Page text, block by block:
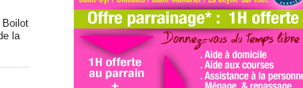
Boilot
la